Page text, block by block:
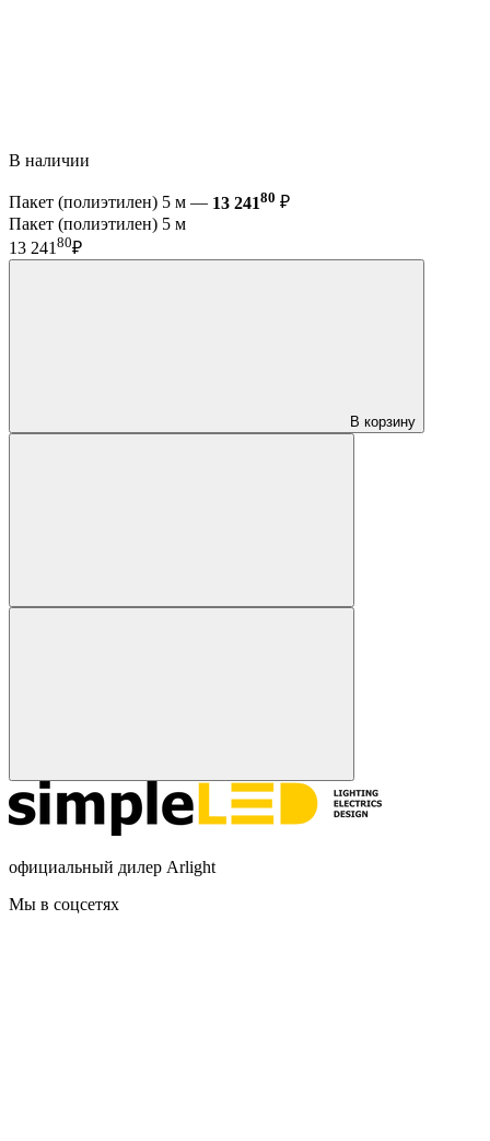
В наличии
Пакет (полиэтилен) 5 м — 13 24180 ₽
Пакет (полиэтилен) 5 м
13 241 80₽
В корзину
официальный дилер Arlight
Мы в соцсетях